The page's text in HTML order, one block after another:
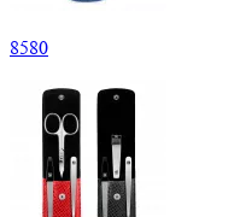
8580